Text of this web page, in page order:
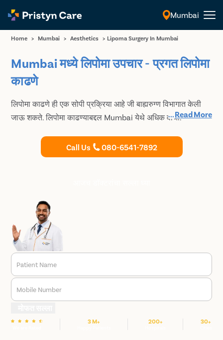
मराठी
Mumbai
Home > Mumbai > Aesthetics > Lipoma Surgery In Mumbai
Mumbai मध्ये लिपोमा उपचार - प्रगत लिपोमा
काढणे
लिपोमा काढणे ही एक सोपी प्रक्रिया आहे जी बाह्यरुग्ण विभागात केली
जाऊ शकते. लिपोमा काढण्याबद्दल Mumbai येथे अधिक वाचा.
...Read More
Call Us 080-6541-7892
Patient Name
Mobile Number
3 M+ 200+ 30+